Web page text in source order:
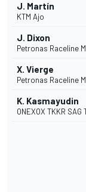
J. Martín
KTM Ajo
J. Dixon
Petronas Raceline
X. Vierge
Petronas Raceline
K. Kasmayudin
ONEXOX TKKR SAG